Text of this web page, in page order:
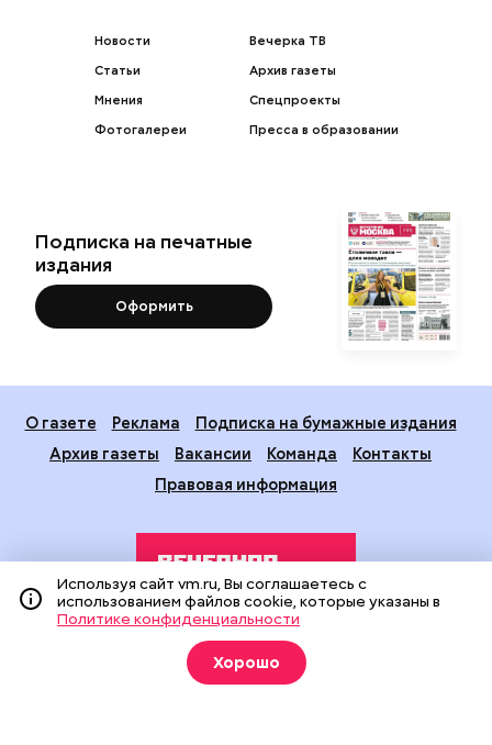
Новости
Статьи
Мнения
Фотогалереи
Вечерка ТВ
Архив газеты
Спецпроекты
Пресса в образовании
Подписка на печатные
издания
Оформить
О газете Реклама
Подписка на бумажные издания
Архив газеты
Вакансии Команда
Контакты
Правовая информация
Издание создано при финансовой поддержке Департамента
средств массовой информации и рекламы города Москвы.
На сайте применяются рекомендательные технологии
Используя сайт vm.ru, Вы соглашаетесь с
использованием файлов cookie, которые указаны в
Политике конфиденциальности
Хорошо